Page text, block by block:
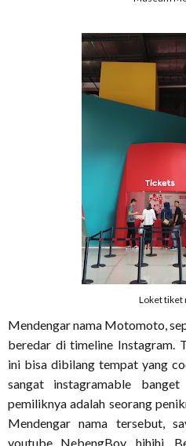
Loket tiket
Mendengar nama Motomoto,
beredar di timeline Instagram.
ini bisa dibilang tempat yang
sangat instagramable
pemiliknya adalah seorang
Mendengar nama tersebut,
youtube NebengBoy, hihihi.